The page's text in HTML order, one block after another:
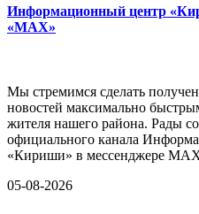
Информационный центр
«MAX»
Мы стремимся сделать
новостей максимально
жителя нашего района. Рады
официального канала
«Кириши» в мессенджере
05-08-2026